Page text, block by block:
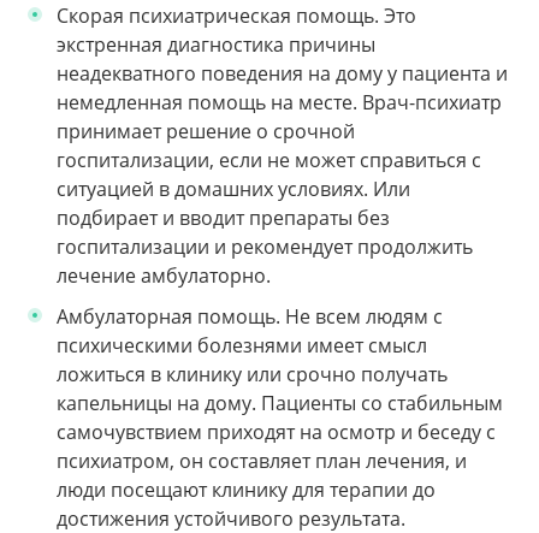
Скорая психиатрическая помощь. Это
экстренная диагностика причины
неадекватного поведения на дому у пациента и
немедленная помощь на месте. Врач-психиатр
принимает решение о срочной
госпитализации, если не может справиться с
ситуацией в домашних условиях. Или
подбирает и вводит препараты без
госпитализации и рекомендует продолжить
лечение амбулаторно.
Амбулаторная помощь. Не всем людям с
психическими болезнями имеет смысл
ложиться в клинику или срочно получать
капельницы на дому. Пациенты со стабильным
самочувствием приходят на осмотр и беседу с
психиатром, он составляет план лечения, и
люди посещают клинику для терапии до
достижения устойчивого результата.